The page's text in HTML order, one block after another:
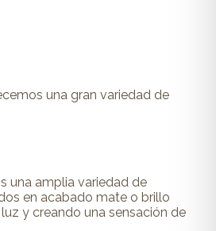
una gran variedad de
una amplia variedad de
en acabado mate o brillo
y creando una sensación de